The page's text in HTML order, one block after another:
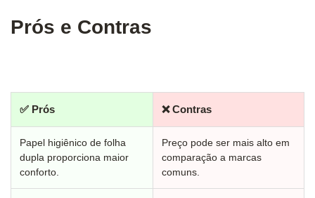
Prós e Contras
✅ Prós ❌ Contras
Papel higiênico de folha
dupla proporciona maior
conforto.
Preço pode ser mais alto em
comparação a marcas
comuns.